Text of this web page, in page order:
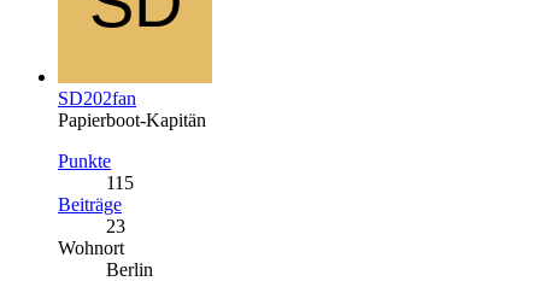
SD202fan
Papierboot-Kapitän
Punkte
115
Beiträge
23
Wohnort
Berlin